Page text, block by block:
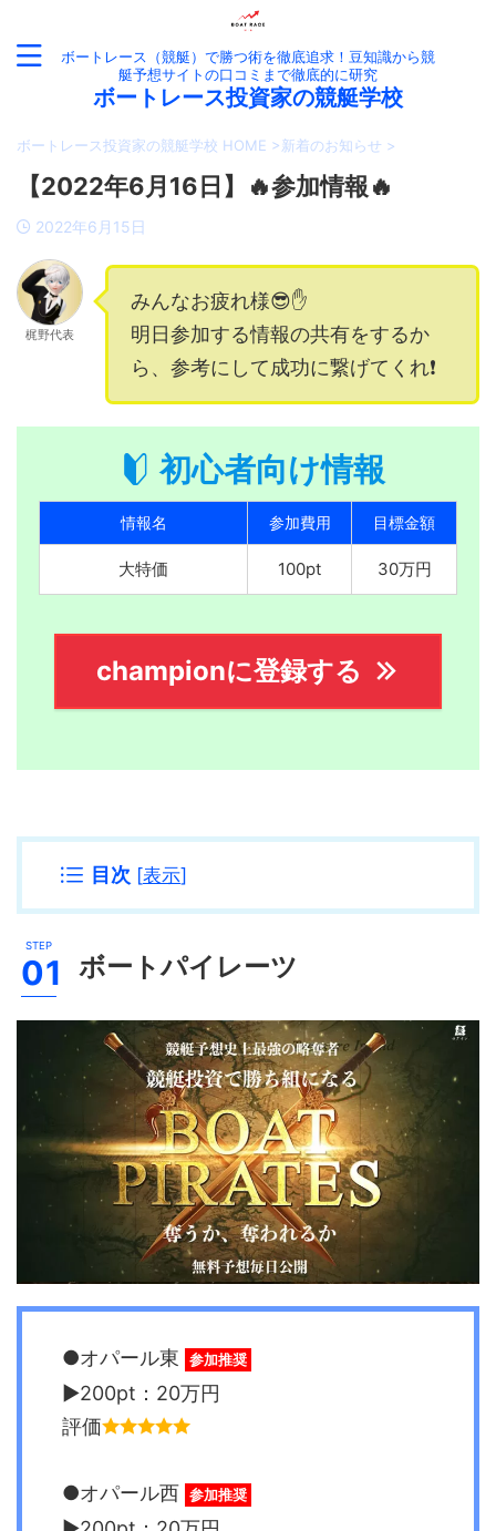
ボートレース（競艇）で勝つ術を徹底追求！豆知識から競
艇予想サイトの口コミまで徹底的に研究
ボートレース投資家の競艇学校
ボートレース投資家の競艇学校 HOME >新着のお知らせ >
【2022年6月16日】🔥参加情報🔥
2022年6月15日
梶野代表
みんなお疲れ様😎✋
明日参加する情報の共有をするか
ら、参考にして成功に繋げてくれ❗️
初心者向け情報
情報名 参加費用 目標金額
大特価 100pt 30万円
championに登録する
目次 [表示]
ボートパイレーツ
●オパール東 参加推奨
▶︎200pt：20万円
評価
●オパール西 参加推奨